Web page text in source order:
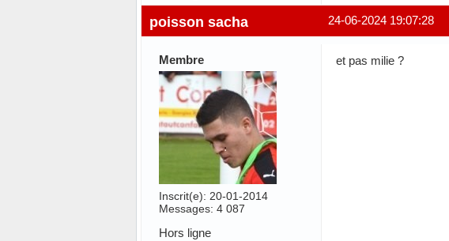
24-06-2024 19:07:28
poisson sacha
Membre
Inscrit(e): 20-01-2014
Messages: 4 087
et pas milie ?
Hors ligne